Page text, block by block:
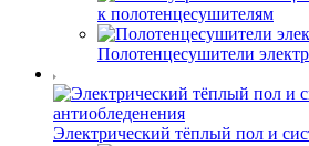
к полотенцесушителям
Полотенцесушители
Электрический тёплый пол и